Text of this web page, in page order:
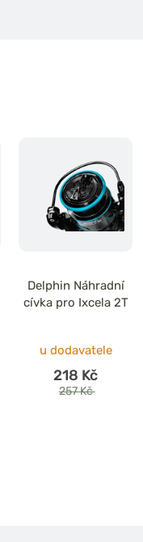
Delphin Náhradní
cívka pro Ixcela 2T
u dodavatele
218 Kč
257 Kč